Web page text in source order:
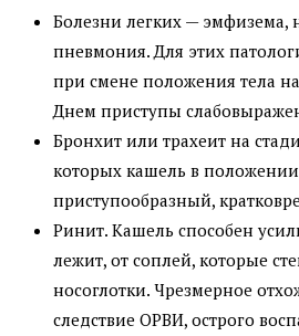
Болезни легких — эмфизема,
пневмония. Для этих
при смене положения тела
Днем приступы
Бронхит или трахеит на
которых кашель в
приступообразный,
Ринит. Кашель способен
лежит, от соплей, которые
носоглотки. Чрезмерное
следствие ОРВИ, острого